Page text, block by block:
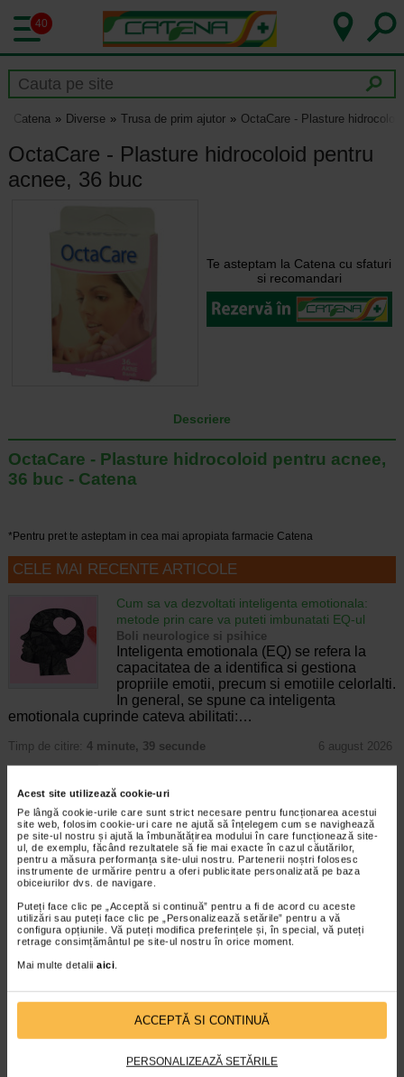
Acest site utilizează cookie-uri
Pe lângă cookie-urile care sunt strict necesare pentru funcționarea acestui
site web, folosim cookie-uri care ne ajută să înțelegem cum se navighează
pe site-ul nostru și ajută la îmbunătățirea modului în care funcționează site-
ul, de exemplu, făcând rezultatele să fie mai exacte în cazul căutărilor,
pentru a măsura performanța site-ului nostru. Partenerii noștri folosesc
instrumente de urmărire pentru a oferi publicitate personalizată pe baza
obiceiurilor dvs. de navigare.
Puteți face clic pe „Acceptă si continuă” pentru a fi de acord cu aceste
utilizări sau puteți face clic pe „Personalizează setările” pentru a vă
configura opțiunile. Vă puteți modifica preferințele și, în special, vă puteți
retrage consimțământul pe site-ul nostru în orice moment.
Mai multe detalii aici
ACCEPTĂ SI CONTINUĂ
PERSONALIZEAZĂ SETĂRILE
40
Catena Diverse Trusa de prim ajutor OctaCare - Plasture
OctaCare - Plasture hidrocoloid pentru
acnee, 36 buc
Te asteptam la Catena cu sfaturi
si recomandari
Descriere
OctaCare - Plasture hidrocoloid pentru acnee,
36 buc - Catena
*Pentru pret te asteptam in cea mai apropiata farmacie Catena
CELE MAI RECENTE ARTICOLE
Cum sa va dezvoltati inteligenta emotionala:
metode prin care va puteti imbunatati EQ-ul
Boli neurologice si psihice
Inteligenta emotionala (EQ) se refera la
capacitatea de a identifica si gestiona
propriile emotii, precum si emotiile celorlalti.
In general, se spune ca inteligenta
emotionala cuprinde cateva abilitati:…
Timp de citire: 4 minute, 39 secunde 6 august 2026
Sistem urinar
Enurezisul este termenul medical pentru
pierderea accidentala de urina, de obicei in
timpul somnului. Este o afectiune frecventa
atat in randul copiilor, cat si al adultilor.
Enurezisul este considerat…
Timp de citire: 4 minute, 32 secunde 28 iulie 2026
Senzatia de prea plin: cand indica o afectiune si
cum o tratati
dupa masa o senzatie de prea plin, chiar si
atunci cand nu au consumat o cantitate
foarte mare de alimente. In cele mai multe
cazuri, aceasta apare ocazional…
4 minute, 55 secunde